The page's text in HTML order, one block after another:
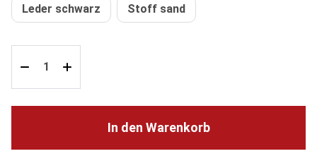
Leder schwarz
Stoff sand
In den Warenkorb